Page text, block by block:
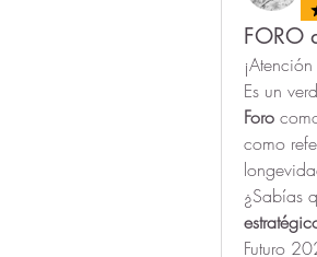
FORO
Foro
como
¿Sabías
Futuro